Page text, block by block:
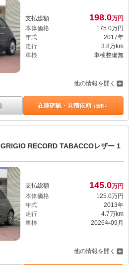
支払総額 198.0万円
本体価格
175.0万円
年式
2017年
走行
3.8万km
車検
車検整備無
他の情報を開く
在庫確認・見積依頼（無料）
RECORD TABACCOレザー 1
支払総額 145.0万円
本体価格
125. 0万円
年式
2013年
走行
4.7万km
車検
2026年09月
他の情報を開く